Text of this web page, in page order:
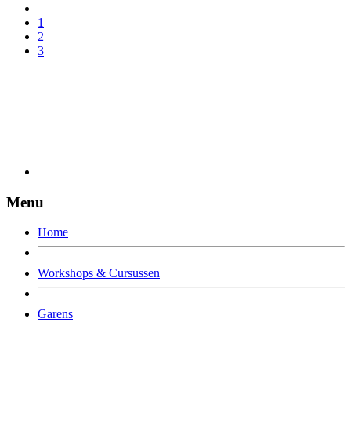
1
2
3
Menu
Home
Workshops & Cursussen
Garens